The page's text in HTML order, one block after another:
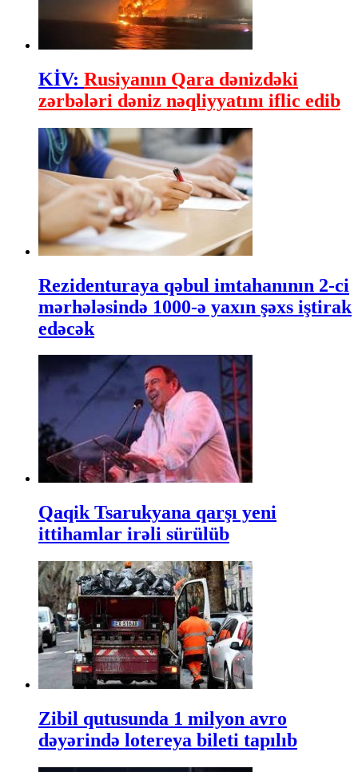
KİV: Rusiyanın Qara dənizdəki
zərbələri dəniz nəqliyyatını iflic edib
Rezidenturaya qəbul imtahanının 2-ci
mərhələsində 1000-ə yaxın şəxs iştirak
edəcək
Qaqik Tsarukyana qarşı yeni
ittihamlar irəli sürülüb
Zibil qutusunda 1 milyon avro
dəyərində lotereya bileti tapılıb